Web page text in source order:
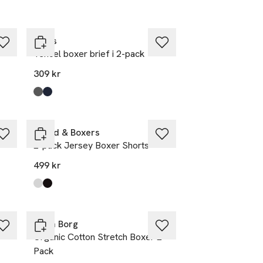
Levi's
Tencel boxer brief i 2-pack
309 kr
Produkten finns i färgerna:
Dark Shadow
Navy
Bread & Boxers
2-pack Jersey Boxer Shorts
499 kr
Produkten finns i färgerna:
White
Black
Björn Borg
Organic Cotton Stretch Boxer 2-
Pack